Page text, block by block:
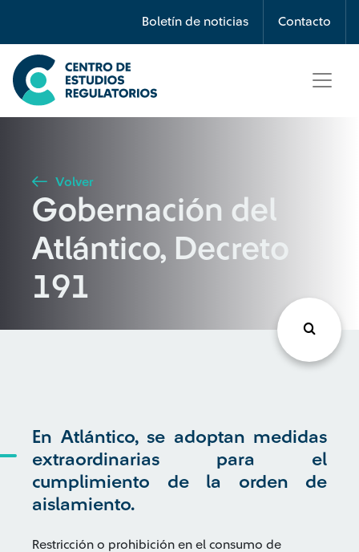
Boletín de noticias Contacto
Búsqueda
Seleccione país
Buscar
Volver
Gobernación del
Atlántico, Decreto
191
En Atlántico, se adoptan medidas
extraordinarias para el
cumplimiento de la orden de
aislamiento.
Restricción o prohibición en el consumo de